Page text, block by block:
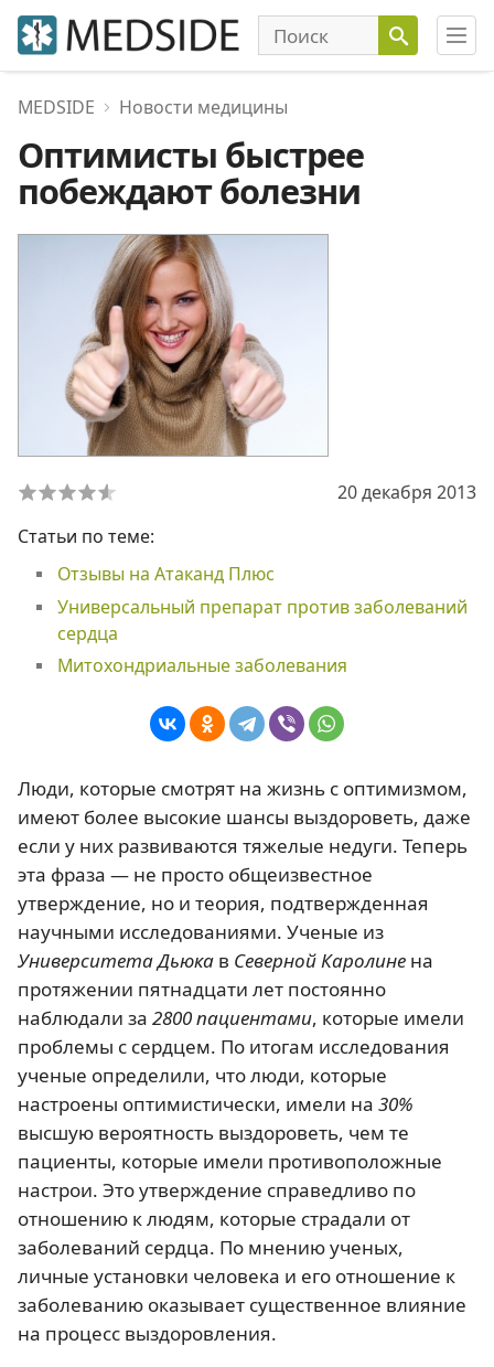
MEDSIDE Новости медицины
Оптимисты быстрее
побеждают болезни
20 декабря 2013
Статьи по теме:
Отзывы на Атаканд Плюс
Универсальный препарат против заболеваний
сердца
Митохондриальные заболевания
Люди, которые смотрят на жизнь с оптимизмом,
имеют более высокие шансы выздороветь, даже
если у них развиваются тяжелые недуги. Теперь
эта фраза — не просто общеизвестное
утверждение, но и теория, подтвержденная
научными исследованиями. Ученые из
Университета Дьюка в Северной Каролине на
протяжении пятнадцати лет постоянно
наблюдали за 2800 пациентами, которые имели
проблемы с сердцем. По итогам исследования
ученые определили, что люди, которые
настроены оптимистически, имели на 30%
высшую вероятность выздороветь, чем те
пациенты, которые имели противоположные
настрои. Это утверждение справедливо по
отношению к людям, которые страдали от
заболеваний сердца. По мнению ученых,
личные установки человека и его отношение к
заболеванию оказывает существенное влияние
на процесс выздоровления.